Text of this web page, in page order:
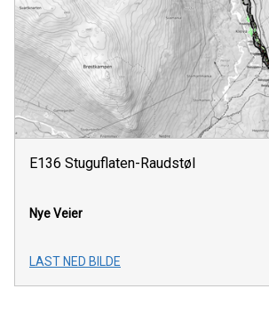
E136 Stuguflaten-Raudstøl
Nye Veier
LAST NED BILDE